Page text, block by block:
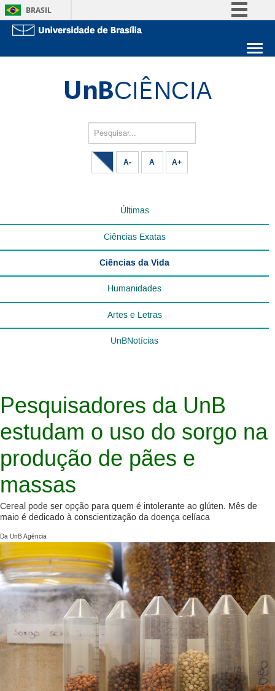
BRASIL
Acesso à informaçãoEstude na UnB
Pesquisar...
A- A A+
Últimas
Ciências Exatas
Ciências da Vida
Humanidades
Artes e Letras
UnBNotícias
Pesquisadores da UnB
estudam o uso do sorgo na
produção de pães e
massas
Cereal pode ser opção para quem é intolerante ao glúten. Mês de
maio é dedicado à conscientização da doença celíaca
Da UnB Agência